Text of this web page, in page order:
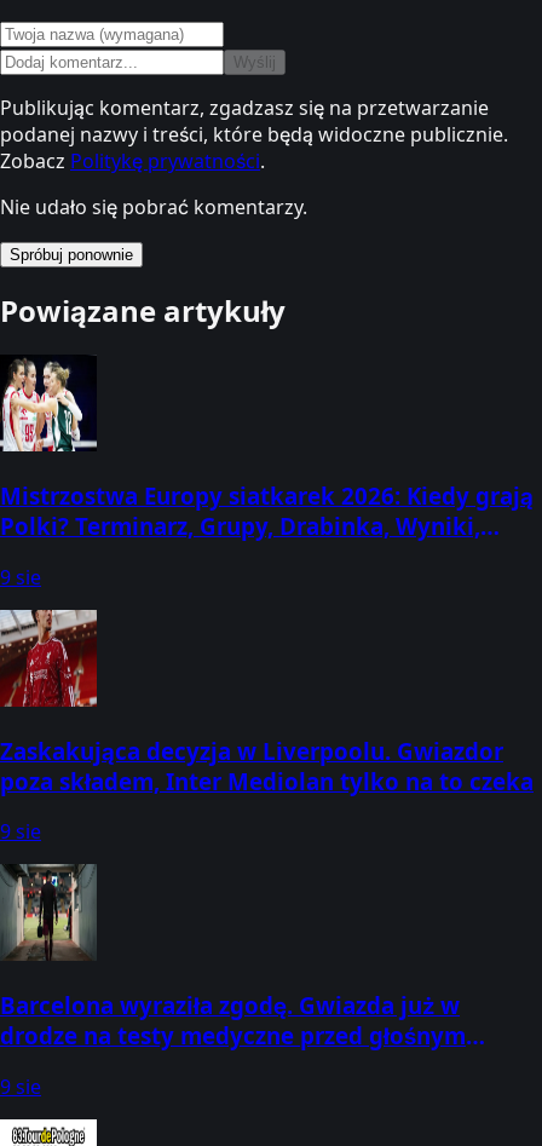
Wyślij
Publikując komentarz, zgadzasz się na przetwarzanie
podanej nazwy i treści, które będą widoczne publicznie.
Zobacz Politykę prywatności.
Nie udało się pobrać komentarzy.
Spróbuj ponownie
Powiązane artykuły
Mistrzostwa Europy siatkarek 2026: Kiedy grają
Polki? Terminarz, Grupy, Drabinka, Wyniki,
(21 sierpnia - 6 września) [#EuroVolleyW]
9 sie
Zaskakująca decyzja w Liverpoolu. Gwiazdor
poza składem, Inter Mediolan tylko na to czeka
9 sie
Barcelona wyraziła zgodę. Gwiazda już w
drodze na testy medyczne przed głośnym
9 sie